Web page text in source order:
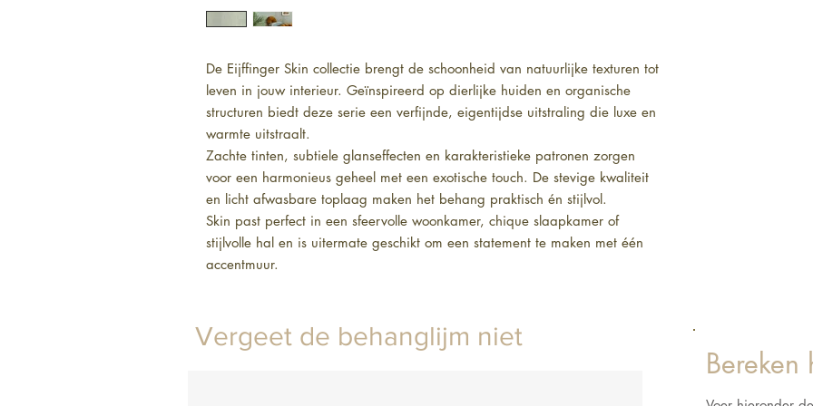
De Eijffinger Skin collectie brengt de schoonheid van natuurlijke texturen tot
leven in jouw interieur. Geïnspireerd op dierlijke huiden en organische
structuren biedt deze serie een verfijnde, eigentijdse uitstraling die luxe en
warmte uitstraalt.
Zachte tinten, subtiele glanseffecten en karakteristieke patronen zorgen
voor een harmonieus geheel met een exotische touch. De stevige kwaliteit
en licht afwasbare toplaag maken het behang praktisch én stijlvol.
Skin past perfect in een sfeervolle woonkamer, chique slaapkamer of
stijlvolle hal en is uitermate geschikt om een statement te maken met één
accentmuur.
Vergeet de behanglijm niet
Bereken